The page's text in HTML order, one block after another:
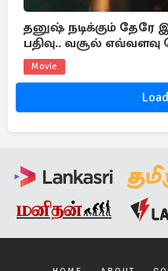
தனுஷ் நடிக்கும் தேரே
பதிவு.. வசூல் எவ்வளவு
Movie